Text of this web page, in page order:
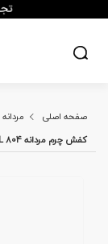
صفحه اصلی مردانه
کفش چرم مردانه FL 804